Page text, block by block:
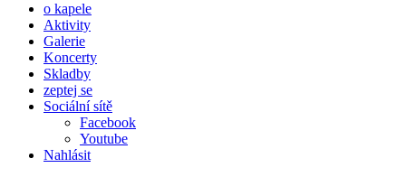
o kapele
Aktivity
Galerie
Koncerty
Skladby
zeptej se
Sociální sítě
Facebook
Youtube
Nahlásit